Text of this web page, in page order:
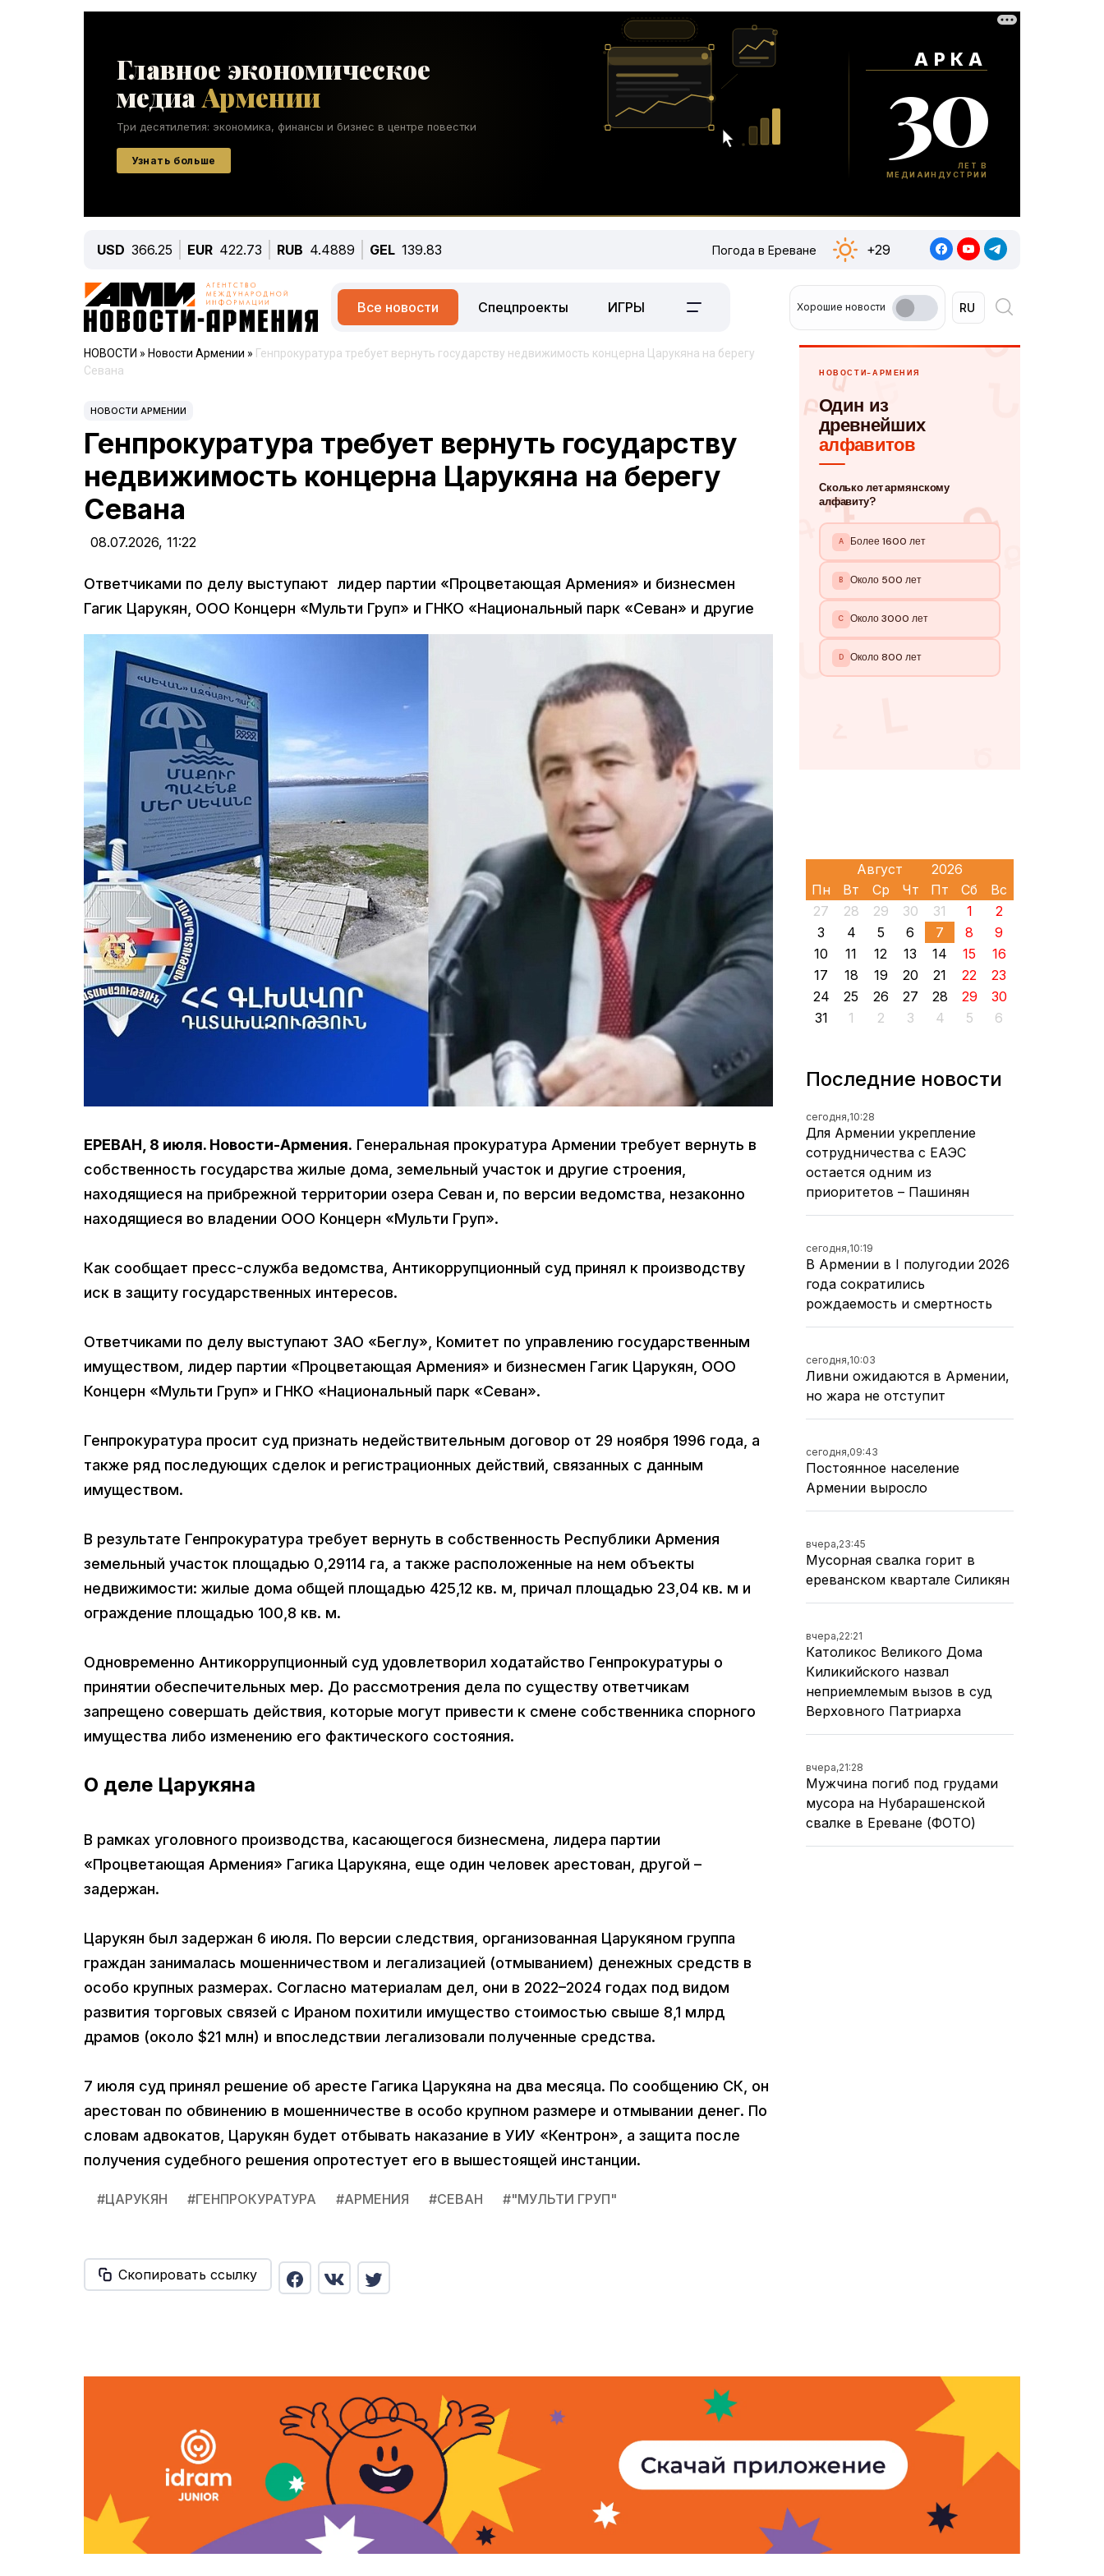
USD 366.25 EUR 422.73 RUB 4.4889 GEL 139.83 Погода в Ереване +29
Все новости Спецпроекты ИГРЫ Хорошие новости
НОВОСТИ » Новости Армении » Генпрокуратура требует вернуть государству недвижимость концерна Царукяна на берегу
Севана
НОВОСТИ АРМЕНИИ
Генпрокуратура требует вернуть государству
недвижимость концерна Царукяна на берегу
Севана
08.07.2026, 11:22
Ответчиками по делу выступают лидер партии «Процветающая Армения» и бизнесмен
Гагик Царукян, ООО Концерн «Мульти Груп» и ГНКО «Национальный парк «Севан» и другие
ЕРЕВАН, 8 июля. Новости-Армения. Генеральная прокуратура Армении требует вернуть в
собственность государства жилые дома, земельный участок и другие строения,
находящиеся на прибрежной территории озера Севан и, по версии ведомства, незаконно
находящиеся во владении ООО Концерн «Мульти Груп».
Как сообщает пресс-служба ведомства, Антикоррупционный суд принял к производству
иск в защиту государственных интересов.
Ответчиками по делу выступают ЗАО «Беглу», Комитет по управлению государственным
имуществом, лидер партии «Процветающая Армения» и бизнесмен Гагик Царукян, ООО
Концерн «Мульти Груп» и ГНКО «Национальный парк «Севан».
Генпрокуратура просит суд признать недействительным договор от 29 ноября 1996 года, а
также ряд последующих сделок и регистрационных действий, связанных с данным
имуществом.
В результате Генпрокуратура требует вернуть в собственность Республики Армения
земельный участок площадью 0,29114 га, а также расположенные на нем объекты
недвижимости: жилые дома общей площадью 425,12 кв. м, причал площадью 23,04 кв. м и
ограждение площадью 100,8 кв. м.
Одновременно Антикоррупционный суд удовлетворил ходатайство Генпрокуратуры о
принятии обеспечительных мер. До рассмотрения дела по существу ответчикам
запрещено совершать действия, которые могут привести к смене собственника спорного
имущества либо изменению его фактического состояния.
О деле Царукяна
В рамках уголовного производства, касающегося бизнесмена, лидера партии
«Процветающая Армения» Гагика Царукяна, еще один человек арестован, другой –
задержан.
Царукян был задержан 6 июля. По версии следствия, организованная Царукяном группа
граждан занималась мошенничеством и легализацией (отмыванием) денежных средств в
особо крупных размерах. Согласно материалам дел, они в 2022–2024 годах под видом
развития торговых связей с Ираном похитили имущество стоимостью свыше 8,1 млрд
драмов (около $21 млн) и впоследствии легализовали полученные средства.
7 июля суд принял решение об аресте Гагика Царукяна на два месяца. По сообщению СК, он
арестован по обвинению в мошенничестве в особо крупном размере и отмывании денег. По
словам адвокатов, Царукян будет отбывать наказание в УИУ «Кентрон», а защита после
получения судебного решения опротестует его в вышестоящей инстанции.
#ЦАРУКЯН #ГЕНПРОКУРАТУРА #АРМЕНИЯ #СЕВАН #"МУЛЬТИ ГРУП"
Скопировать ссылку
Пн Вт Ср Чт Пт Сб
Вс
27
28 29 30 31 1
2
3
4 5 6 7 8
9
10
11 12 13 14 15
16
17
18 19 20 21 22
23
24
25 26 27 28 29
30
31
1 2 3 4 5 6
Последние новости
сегодня,10:28
Для Армении укрепление
сотрудничества с ЕАЭС
остается одним из
приоритетов – Пашинян
сегодня,10:19
В Армении в I полугодии 2026
года сократились
рождаемость и смертность
сегодня,10:03
Ливни ожидаются в Армении,
но жара не отступит
сегодня,09:43
Постоянное население
Армении выросло
вчера,23:45
Мусорная свалка горит в
ереванском квартале Силикян
вчера,22:21
Католикос Великого Дома
Киликийского назвал
неприемлемым вызов в суд
Верховного Патриарха
вчера,21:28
Мужчина погиб под грудами
мусора на Нубарашенской
свалке в Ереване (ФОТО)